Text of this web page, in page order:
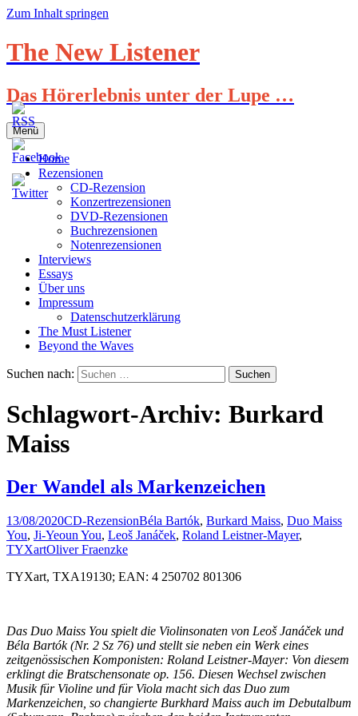
Zum Inhalt springen
The New Listener
Das Hörerlebnis unter der Lupe …
Menü
Home
Rezensionen
CD-Rezension
Konzertrezensionen
DVD-Rezensionen
Buchrezensionen
Notenrezensionen
Interviews
Essays
Über uns
Impressum
Datenschutzerklärung
The Must Listener
Beyond the Waves
Suchen nach:
Schlagwort-Archiv: Burkard
Maiss
Der Wandel als Markenzeichen
13/08/2020CD-RezensionBéla Bartók, Burkard Maiss, Duo Maiss
You, Ji-Yeoun You, Leoš Janáček, Roland Leistner-Mayer,
TYXartOliver Fraenzke
TYXart, TXA19130; EAN: 4 250702 801306
Das Duo Maiss You spielt die Violinsonaten von Leoš Janáček und
Béla Bartók (Nr. 2 Sz 76) und stellt sie neben ein Werk eines
zeitgenössischen Komponisten: Roland Leistner-Mayer: Von diesem
erklingt die Bratschensonate op. 156. Diesen Wechsel zwischen
Musik für Violine und für Viola macht sich das Duo zum
Markenzeichen, so changierte Burkhard Maiss auch im Debutalbum